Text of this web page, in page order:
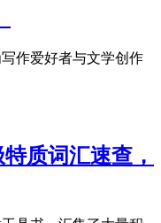
作爱好者与文学创作
质词汇速查，